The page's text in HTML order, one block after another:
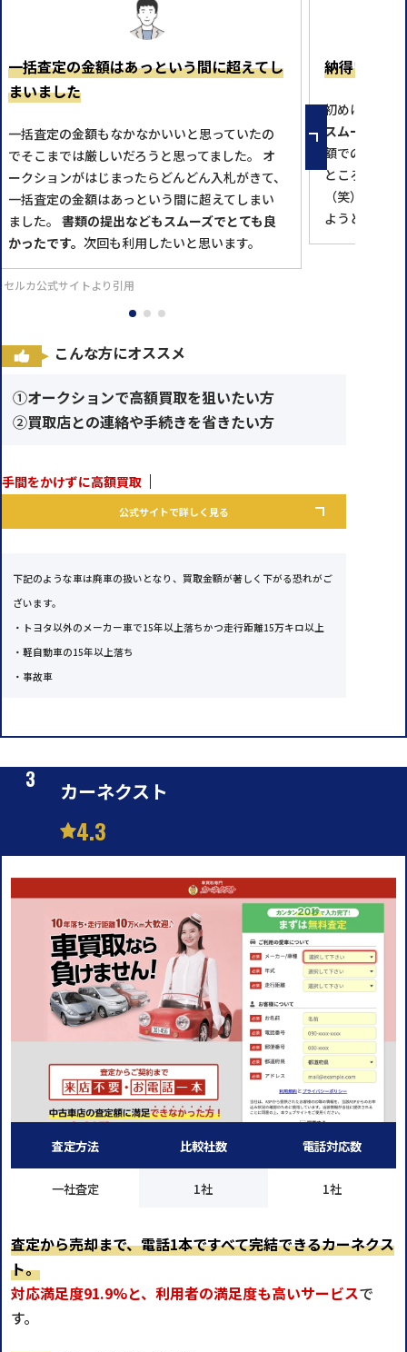
一括査定の金額はあっという間に超えてし
まいました
一括査定の金額もなかなかいいと思っていたの
でそこまでは厳しいだろうと思ってました。 オ
ークションがはじまったらどんどん入札がきて、
一括査定の金額はあっという間に超えてしまい
ました。 書類の提出などもスムーズでとても良
かったです。 次回も利用したいと思います。
納得いく金
初めはめんど
スムーズに対
額での落札と
ところで売っ
（笑） 次に
ようと思いま
ルカ公式サイトより引用
こんな方にオススメ
①オークションで高額買取を狙いたい方
②買取店との連絡や手続きを省きたい方
手間をかけずに高額買取
公式サイトで詳しく見る
下記のような車は廃車の扱いとなり、買取金額が著しく下がる恐れがご
ざいます。
・トヨタ以外のメーカー車で15年以上落ちかつ走行距離15万キロ以上
・軽自動車の15年以上落ち
・事故車
カーネクスト
4.3
査定方法
一社査定
比較社数
1社
電話対応数
1社
査定から売却まで、電話1本ですべて完結できるカーネクス
ト。
対応満足度91.9%と、利用者の満足度も高いサービスで
す。